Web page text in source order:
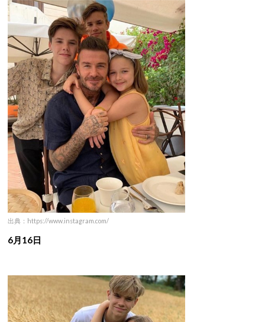
出典：https://www.instagram.com/
6月16日